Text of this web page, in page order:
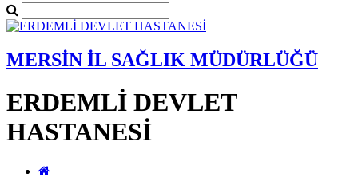
MERSİN İL SAĞLIK MÜDÜRLÜĞÜ
ERDEMLİ DEVLET
HASTANESİ